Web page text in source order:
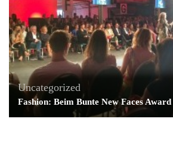
Uncategorized
Fashion: Beim Bunte New Faces